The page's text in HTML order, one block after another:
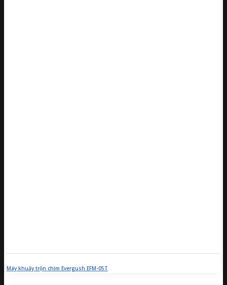
Máy khuấy trộn chìm Evergush EFM-05T